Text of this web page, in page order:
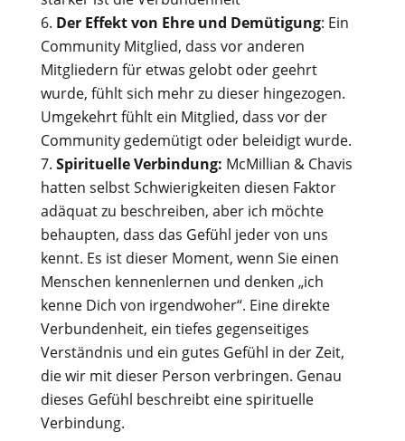
Der Effekt von Ehre und Demütigung: Ein
Community Mitglied, dass vor anderen
Mitgliedern für etwas gelobt oder geehrt
wurde, fühlt sich mehr zu dieser hingezogen.
Umgekehrt fühlt ein Mitglied, dass vor der
Community gedemütigt oder beleidigt wurde.
Spirituelle Verbindung: McMillian & Chavis
hatten selbst Schwierigkeiten diesen Faktor
adäquat zu beschreiben, aber ich möchte
behaupten, dass das Gefühl jeder von uns
kennt. Es ist dieser Moment, wenn Sie einen
Menschen kennenlernen und denken „ich
kenne Dich von irgendwoher“. Eine direkte
Verbundenheit, ein tiefes gegenseitiges
Verständnis und ein gutes Gefühl in der Zeit,
die wir mit dieser Person verbringen. Genau
dieses Gefühl beschreibt eine spirituelle
Verbindung.